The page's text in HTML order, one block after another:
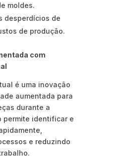
moldes.
desperdícios de
de produção.
com
é uma inovação
aumentada para
durante a
permite identificar e
e reduzindo